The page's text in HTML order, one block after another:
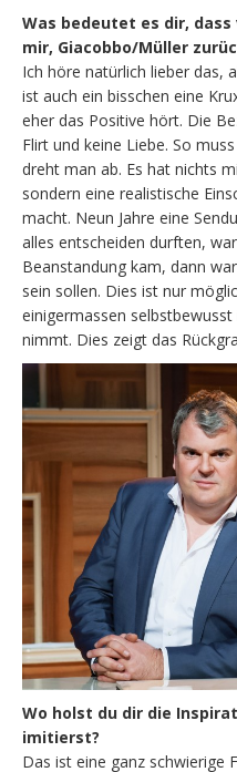
Was bedeutet es dir,
mir, Giacobbo/Müller
Ich höre natürlich lieber das,
ist auch ein bisschen eine
eher das Positive hört. Die
Flirt und keine Liebe. So
dreht man ab. Es hat nichts
sondern eine realistische
macht. Neun Jahre eine
alles entscheiden durften,
Beanstandung kam, dann
sein sollen. Dies ist nur
einigermassen
nimmt. Dies zeigt das
Wo holst du dir die
imitierst?
Das ist eine ganz schwierige